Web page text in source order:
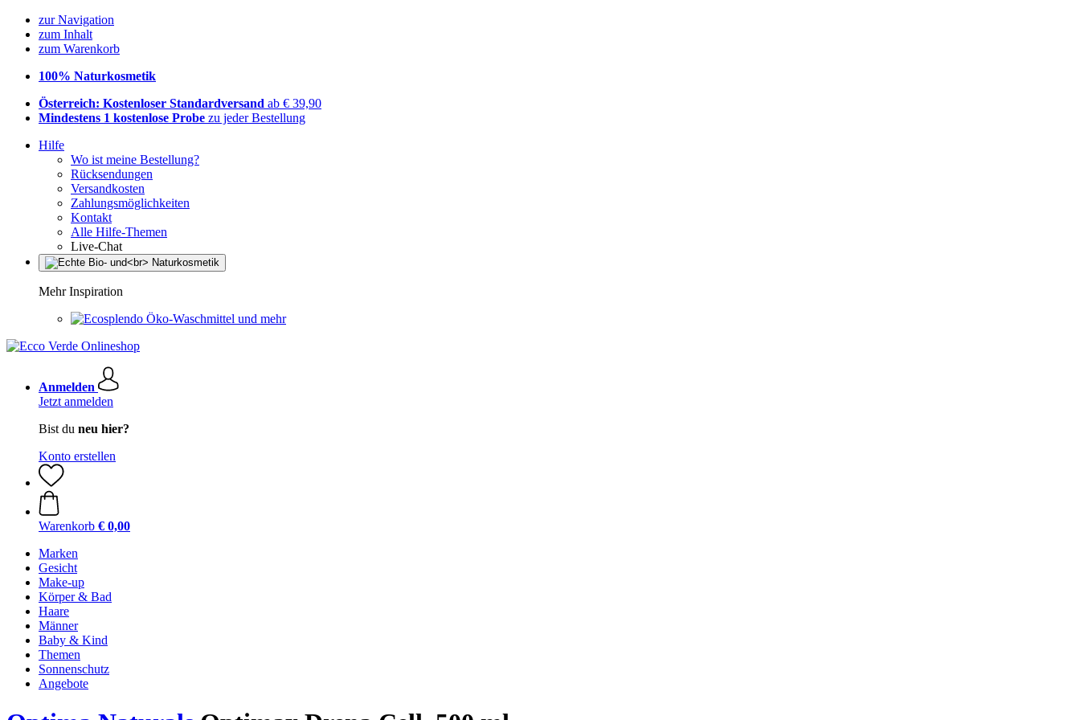
zur Navigation
zum Inhalt
zum Warenkorb
100% Naturkosmetik
Österreich: Kostenloser Standardversand ab € 39,90
Mindestens 1 kostenlose Probe zu jeder Bestellung
Hilfe
Wo ist meine Bestellung?
Rücksendungen
Versandkosten
Zahlungsmöglichkeiten
Kontakt
Alle Hilfe-Themen
Live-Chat
Mehr Inspiration
Öko-Waschmittel und mehr
Anmelden
Jetzt anmelden
Bist du neu hier?
Konto erstellen
Warenkorb € 0,00
Marken
Gesicht
Make-up
Körper & Bad
Haare
Männer
Baby & Kind
Themen
Sonnenschutz
Angebote